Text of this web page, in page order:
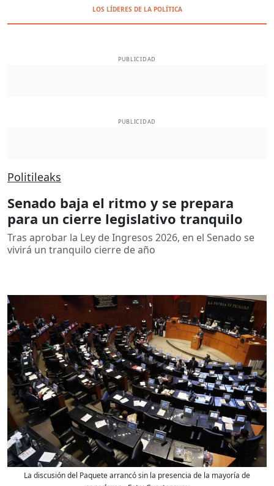
LOS LÍDERES DE LA POLÍTICA
PUBLICIDAD
PUBLICIDAD
Politileaks
Senado baja el ritmo y se prepara
para un cierre legislativo tranquilo
Tras aprobar la Ley de Ingresos 2026, en el Senado se
vivirá un tranquilo cierre de año
La discusión del Paquete arrancó sin la presencia de la mayoría de